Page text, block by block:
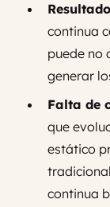
continua
puede no
generar
Falta de
que
estático
continua